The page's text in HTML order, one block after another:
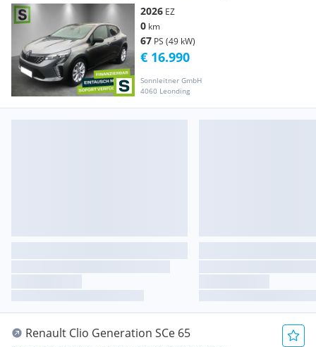
2026 EZ
0 km
67 PS (49 kW)
Sonnleitner GmbH
4060 Leonding
€ 16.990
Renault Clio Generation SCe 65